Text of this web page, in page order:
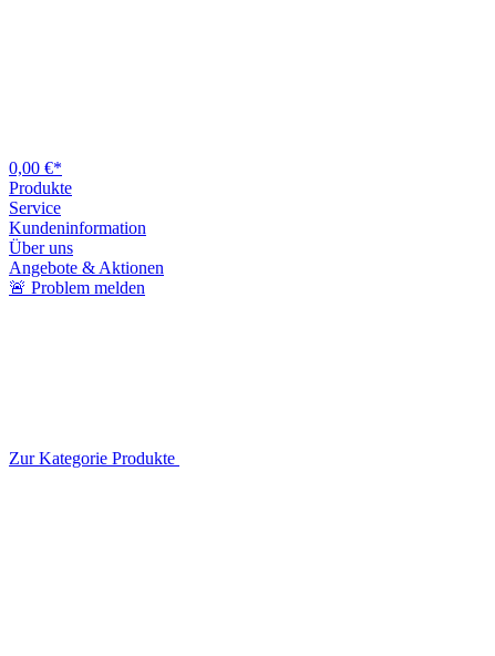
0,00 €*
Produkte
Service
Kundeninformation
Über uns
Angebote & Aktionen
🚨 Problem melden
Zur Kategorie Produkte